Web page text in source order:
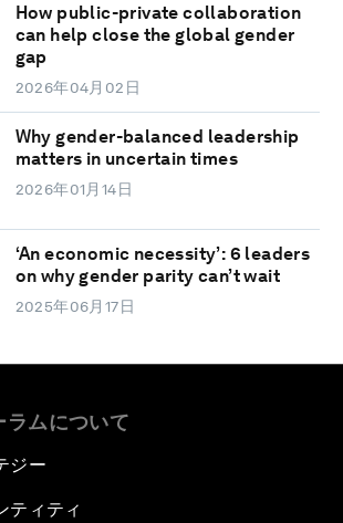
How public-private collaboration
can help close the global gender
gap
2026年04月02日
Why gender-balanced leadership
matters in uncertain times
2026年01月14日
‘An economic necessity’: 6 leaders
on why gender parity can’t wait
2025年06月17日
ラムについて
ジー
ティティ